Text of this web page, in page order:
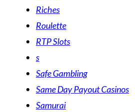
Riches
Roulette
RTP Slots
s
Safe Gambling
Same Day Payout Casinos
Samurai